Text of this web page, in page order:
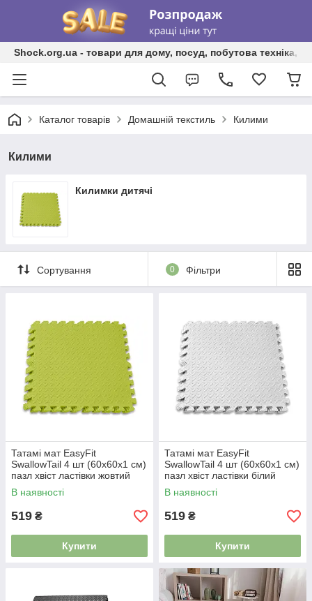
Shock.org.ua - товари для дому, посуд, побутова техніка,
Каталог товарів Домашній текстиль Килими
Килими
Килимки дитячі
Сортування 0 Фільтри
Татамі мат EasyFit
SwallowTail 4 шт (60х60х1 см)
пазл хвіст ластівки жовтий
5003069
В наявності
519 ₴
Купити
Татамі мат EasyFit
SwallowTail 4 шт (60х60х1 см)
пазл хвіст ластівки білий
5003070
В наявності
519 ₴
Купити